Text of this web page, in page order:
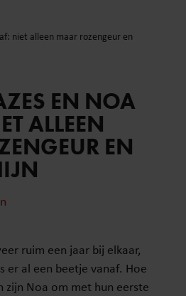
niet alleen maar rozengeur en
EN NOA
ALLEEN
EN
ruim een jaar bij elkaar,
er al een beetje vanaf. Hoe
zijn Noa om met hun eerste